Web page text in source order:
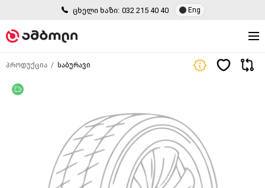
ცხელი ხაზი: 032 215 40 40 Eng
პროდუქცია საბურავი